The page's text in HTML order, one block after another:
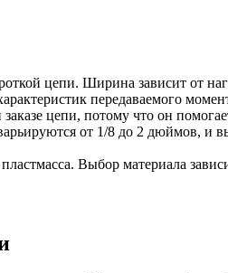
цепи. Ширина зависит от
передаваемого
цепи, потому что он
от 1/8 до 2 дюймов, и
Выбор материала